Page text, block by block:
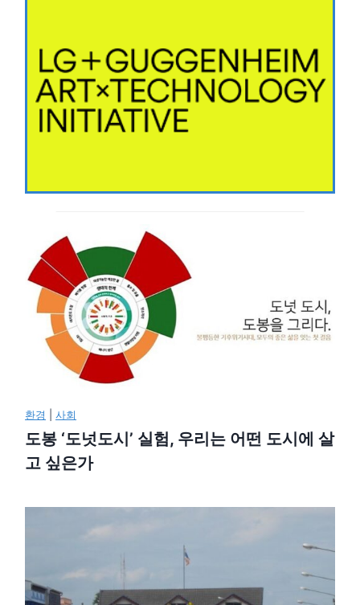
환경 |사회
도봉 ‘도넛도시’ 실험, 우리는 어떤 도시에 살
고 싶은가